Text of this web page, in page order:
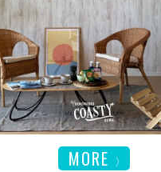
MORE